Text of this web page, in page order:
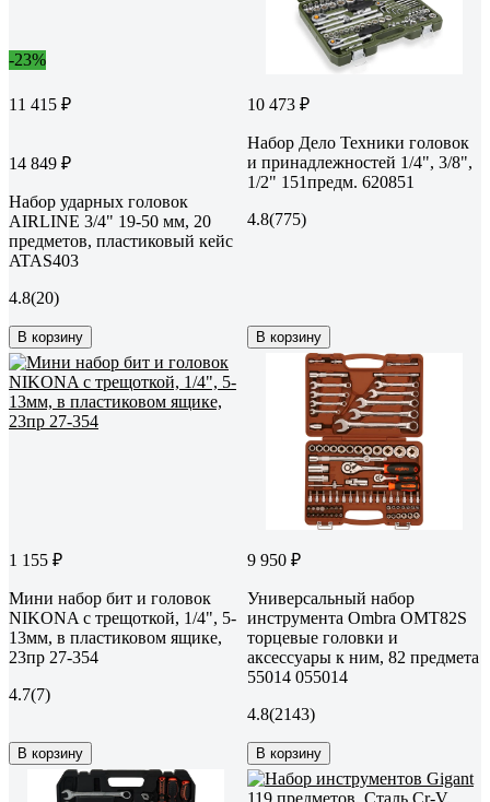
-23%
11 415 ₽
14 849 ₽
Набор ударных головок
AIRLINE 3/4" 19-50 мм, 20
предметов, пластиковый кейс
ATAS403
4.8(20)
В корзину
10 473 ₽
Набор Дело Техники головок
и принадлежностей 1/4", 3/8",
1/2" 151предм. 620851
4.8(775)
В корзину
1 155 ₽
Мини набор бит и головок
NIKONA с трещоткой, 1/4", 5-
13мм, в пластиковом ящике,
23пр 27-354
4.7(7)
В корзину
9 950 ₽
Универсальный набор
инструмента Ombra OMT82S
торцевые головки и
аксессуары к ним, 82 предмета
55014 055014
4.8(2143)
В корзину